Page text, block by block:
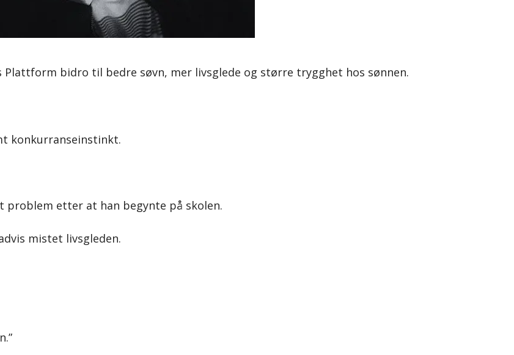
bidro til bedre søvn, mer livsglede og større trygghet hos sønnen.
konkurranseinstinkt.
problem etter at han begynte på skolen.
mistet livsgleden.